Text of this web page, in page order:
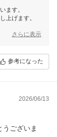
ます。
上げます。
いつもご愛顧
励みになりま
さらに表示
参考になった
2026/06/13
ございま